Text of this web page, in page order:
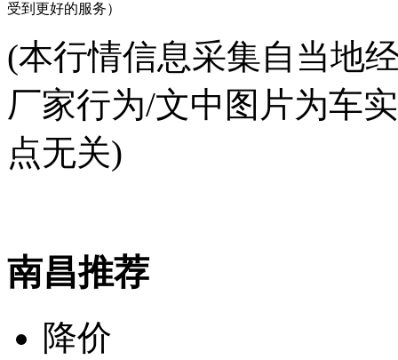
受到更好的服务）
(本行情信息采集自当地
厂家行为/文中图片为车
点无关)
南昌推荐
降价